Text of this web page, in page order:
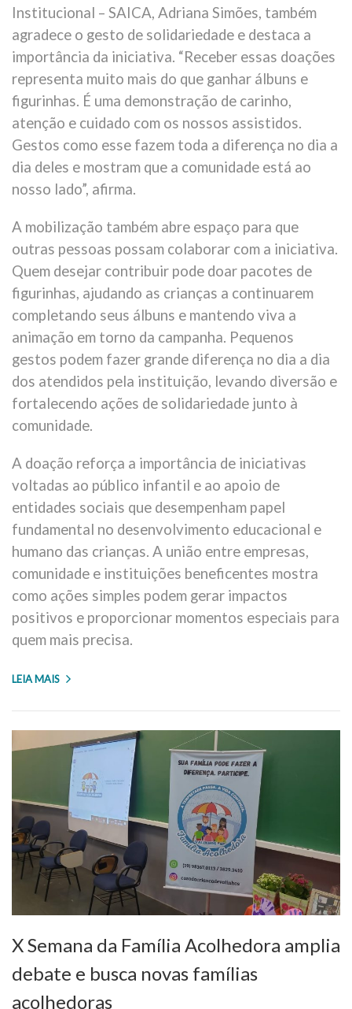
Institucional – SAICA, Adriana Simões, também
agradece o gesto de solidariedade e destaca a
importância da iniciativa. “Receber essas doações
representa muito mais do que ganhar álbuns e
figurinhas. É uma demonstração de carinho,
atenção e cuidado com os nossos assistidos.
Gestos como esse fazem toda a diferença no dia a
dia deles e mostram que a comunidade está ao
nosso lado”, afirma.
A mobilização também abre espaço para que
outras pessoas possam colaborar com a iniciativa.
Quem desejar contribuir pode doar pacotes de
figurinhas, ajudando as crianças a continuarem
completando seus álbuns e mantendo viva a
animação em torno da campanha. Pequenos
gestos podem fazer grande diferença no dia a dia
dos atendidos pela instituição, levando diversão e
fortalecendo ações de solidariedade junto à
comunidade.
A doação reforça a importância de iniciativas
voltadas ao público infantil e ao apoio de
entidades sociais que desempenham papel
fundamental no desenvolvimento educacional e
humano das crianças. A união entre empresas,
comunidade e instituições beneficentes mostra
como ações simples podem gerar impactos
positivos e proporcionar momentos especiais para
quem mais precisa.
LEIA MAIS
X Semana da Família Acolhedora amplia
debate e busca novas famílias
acolhedoras